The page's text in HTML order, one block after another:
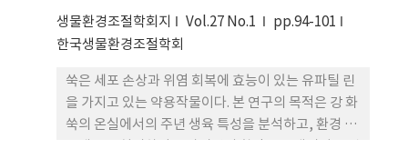
생물환경조절학회지 Vol.27 No.1
pp.94-101
한국생물환경조절학회
쑥은 세포 손상과 위염 회복에 효능이 있는 유파틸 린
을 가지고 있는 약용작물이다. 본 연구의 목적은 강 화
쑥의 온실에서의 주년 생육 특성을 분석하고, 환경 스